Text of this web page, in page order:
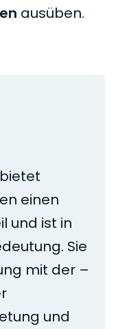
ausüben.
einen
und ist in
Sie
mit der –
und